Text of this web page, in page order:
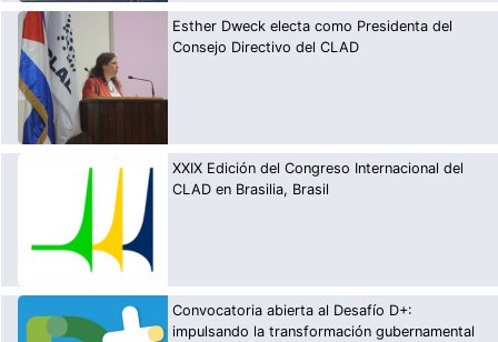
Esther Dweck electa como Presidenta del
Consejo Directivo del CLAD
XXIX Edición del Congreso Internacional del
CLAD en Brasilia, Brasil
Convocatoria abierta al Desafío D+:
impulsando la transformación gubernamental